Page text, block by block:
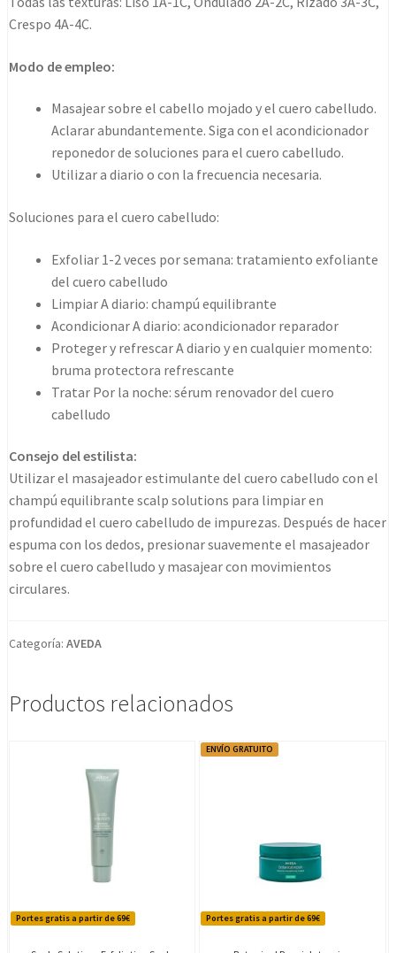
Crespo 4A-4C.
Modo de empleo:
Masajear sobre el cabello mojado y el cuero cabelludo.
Aclarar abundantemente. Siga con el acondicionador
reponedor de soluciones para el cuero cabelludo.
Utilizar a diario o con la frecuencia necesaria.
Soluciones para el cuero cabelludo:
Exfoliar 1-2 veces por semana: tratamiento exfoliante
del cuero cabelludo
Limpiar A diario: champú equilibrante
Acondicionar A diario: acondicionador reparador
Proteger y refrescar A diario y en cualquier momento:
bruma protectora refrescante
Tratar Por la noche: sérum renovador del cuero
cabelludo
Consejo del estilista:
Utilizar el masajeador estimulante del cuero cabelludo con el
champú equilibrante scalp solutions para limpiar en
profundidad el cuero cabelludo de impurezas. Después de hacer
espuma con los dedos, presionar suavemente el masajeador
sobre el cuero cabelludo y masajear con movimientos
circulares.
Categoría: AVEDA
Productos relacionados
Portes gratis a partir de 69€ Portes gratis a partir de 69€
ENVÍO GRATUITO